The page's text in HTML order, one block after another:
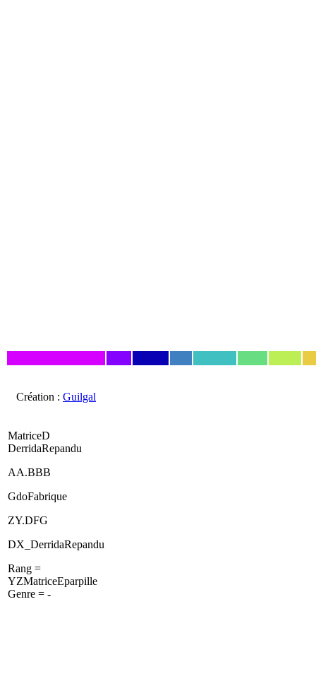
Création : Guilgal
MatriceD
DerridaRepandu
AA.BBB
GdoFabrique
ZY.DFG
DX_DerridaRepandu
Rang =
YZMatriceEparpille
Genre = -